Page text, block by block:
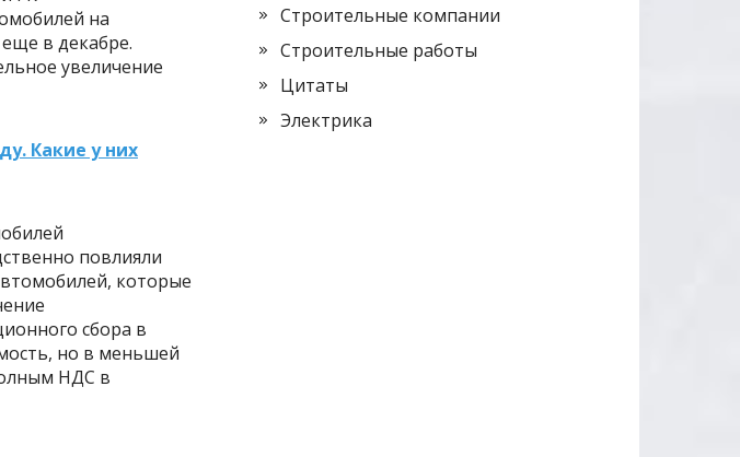
на
в декабре.
увеличение
Какие у них
повлияли
которые
сбора в
но в меньшей
НДС в
Строительные компании
Строительные работы
Цитаты
Электрика